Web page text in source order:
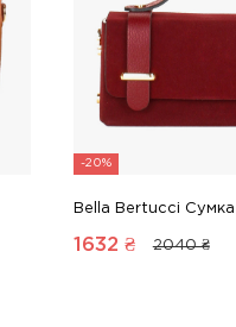
-20%
Bella Bertucci Сумка
1632 ₴ 2040 ₴